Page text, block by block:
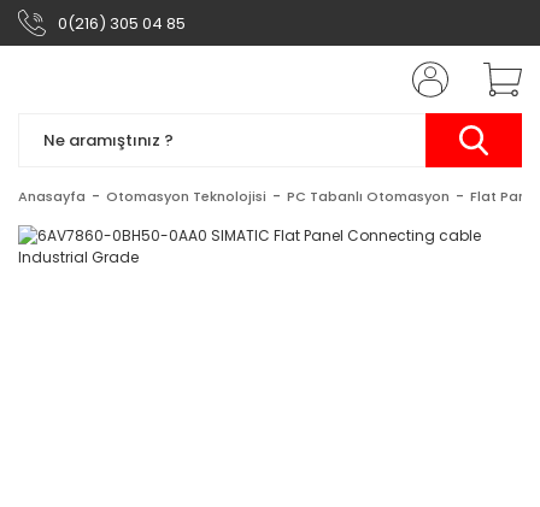
0(216) 305 04 85
Anasayfa Otomasyon Teknolojisi PC Tabanlı Otomasyon Flat